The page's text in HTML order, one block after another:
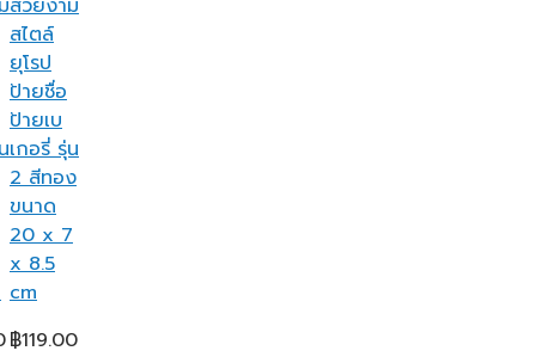
สวยงาม
สไตล์
ยุโรป
ป้ายชื่อ
ป้ายเบ
เกอรี่ รุ่น
2 สีทอง
ขนาด
20 x 7
x 8.5
cm
฿119.00